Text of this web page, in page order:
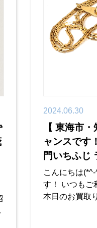
2024.06.30
【 東海市
ャンスです
門いちふじ
こんにちは
す！ いつもご
本日のお買取